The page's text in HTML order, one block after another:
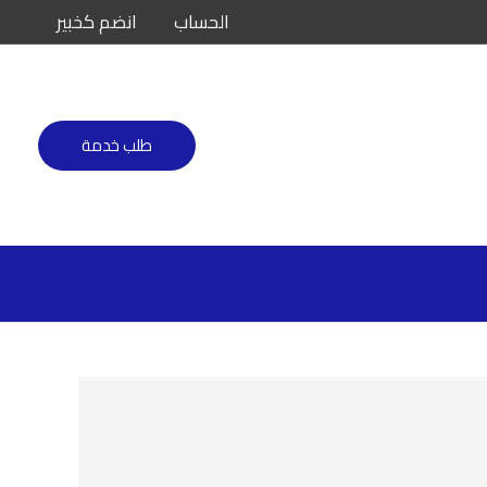
الحساب انضم كخبير
طلب خدمة